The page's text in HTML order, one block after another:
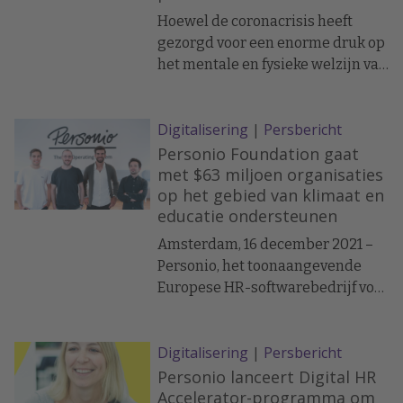
Hoewel de coronacrisis heeft
gezorgd voor een enorme druk op
het mentale en fysieke welzijn van
daarop aangepast. Slechts 14
procent van de HR-beslissers is
van mening dat initiatieven op het
gebied van de mentale
gezondheid en het welzijn van
werknemers de komende 12
maanden een topprioriteit heeft
voor HR. Slechts 12% zegt dat
Digitalisering | Persbericht
Personio Foundation gaat
met $63 miljoen organisaties
op het gebied van klimaat en
educatie ondersteunen
Amsterdam, 16 december 2021 –
Personio, het toonaangevende
Europese HR-softwarebedrijf voor
onafhankelijke non-profit
organisatie die financiële en
zakelijke ondersteuning biedt aan
Digitalisering | Persbericht
Personio lanceert Digital HR
Accelerator-programma om